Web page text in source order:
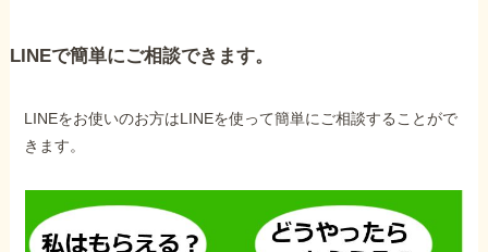
LINEで簡単にご相談できます。
LINEをお使いのお方はLINEを使って簡単にご相談することがで
きます。